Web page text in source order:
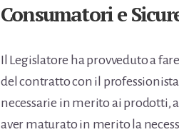
Consumatori e
Il Legislatore ha provveduto a
del contratto con il
necessarie in merito ai prodotti,
aver maturato in merito la